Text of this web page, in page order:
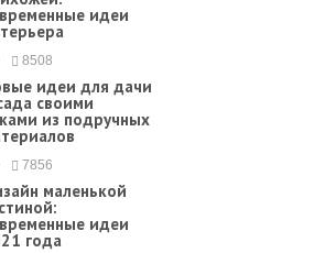
идеи
8508
идеи для дачи
своими
из подручных
7856
маленькой
идеи
года